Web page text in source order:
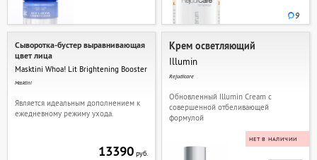
9
Сыворотка-бустер выравнивающая
цвет лица
Masktini Whoa! Lit Brightening Booster
Masktini
Является идеальным дополнением к
ежедневному режиму ухода.
13390руб.
Крем осветляющий
Illumin
Rejudicare
НЕТ В НАЛИЧИИ
Обновленный Illumin Cream с
совершенной отбеливающей
формулой